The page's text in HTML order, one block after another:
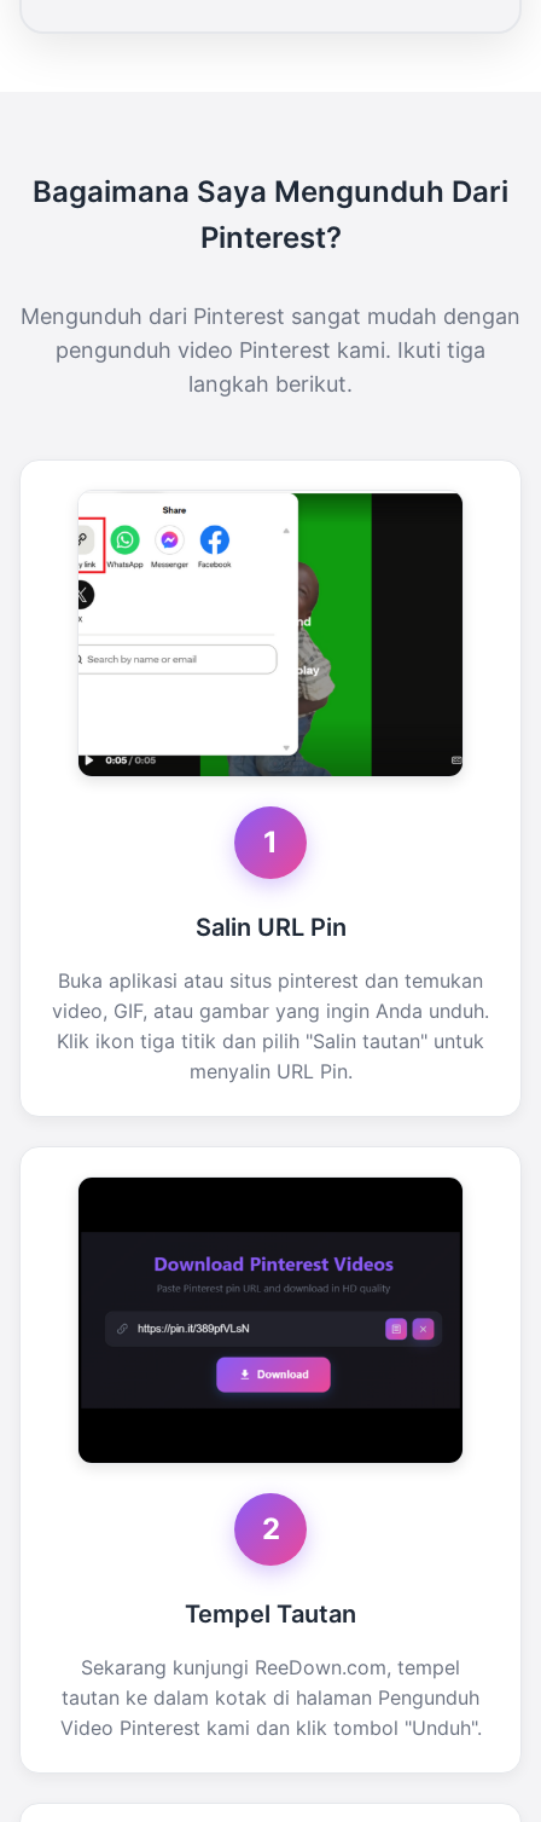
Bagaimana Saya Mengunduh Dari
Pinterest?
Mengunduh dari Pinterest sangat mudah dengan
pengunduh video Pinterest kami. Ikuti tiga
langkah berikut.
1
Salin URL Pin
Buka aplikasi atau situs pinterest dan temukan
video, GIF, atau gambar yang ingin Anda unduh.
Klik ikon tiga titik dan pilih "Salin tautan" untuk
menyalin URL Pin.
2
Tempel Tautan
Sekarang kunjungi ReeDown.com, tempel
tautan ke dalam kotak di halaman Pengunduh
Video Pinterest kami dan klik tombol "Unduh".